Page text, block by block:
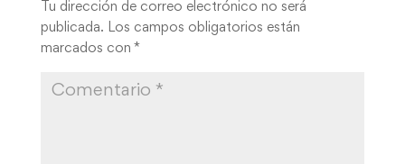
Tu dirección de correo electrónico no será
publicada. Los campos obligatorios están
marcados con *